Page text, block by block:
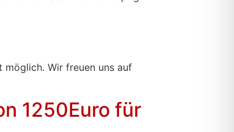
möglich. Wir freuen uns auf
1250Euro für